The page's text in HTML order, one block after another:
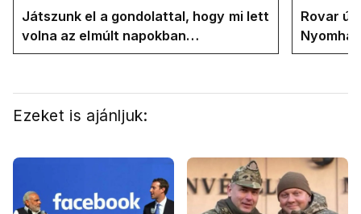
Játszunk el a gondolattal, hogy mi lett
volna az elmúlt napokban
rezsicsökkentés nélkül
Rovar
hűtőket
Ezeket is ajánljuk: